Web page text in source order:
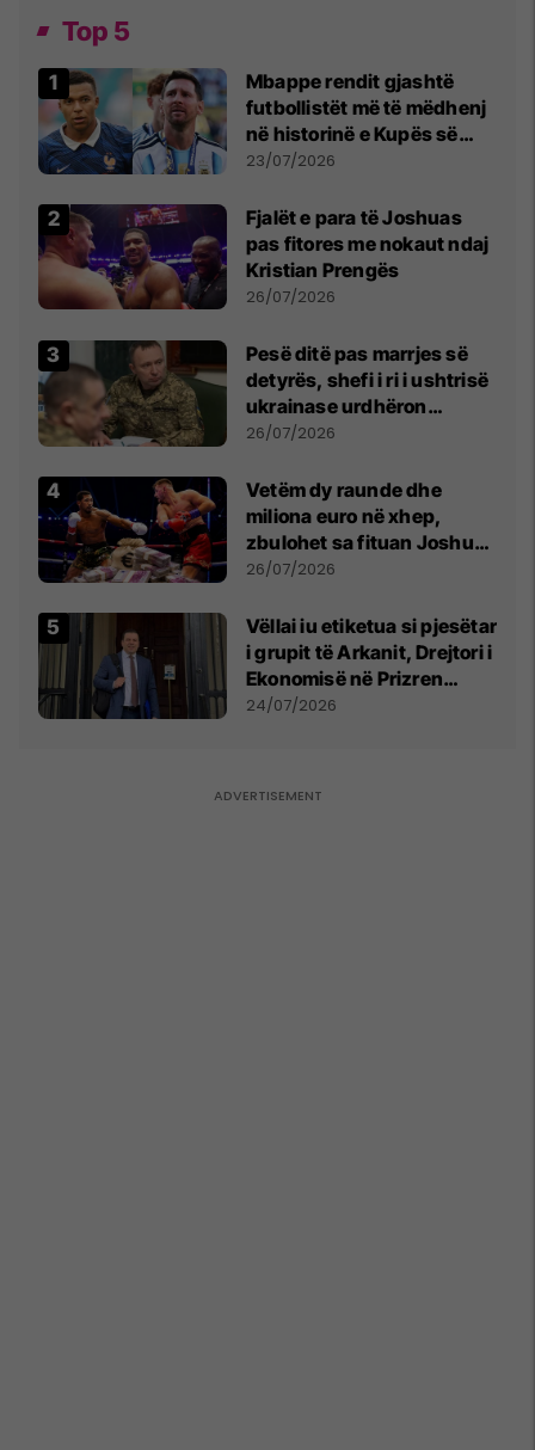
Top 5
Mbappe rendit gjashtë
futbollistët më të mëdhenj
në historinë e Kupës së
Botës, Messi mbetet i dyti
23/07/2026
Fjalët e para të Joshuas
pas fitores me nokaut ndaj
Kristian Prengës
26/07/2026
Pesë ditë pas marrjes së
detyrës, shefi i ri i ushtrisë
ukrainase urdhëron
kontroll të madh
26/07/2026
Vetëm dy raunde dhe
miliona euro në xhep,
zbulohet sa fituan Joshua
e Prenga
26/07/2026
Vëllai iu etiketua si pjesëtar
i grupit të Arkanit, Drejtori i
Ekonomisë në Prizren
mohon pretendimet
24/07/2026